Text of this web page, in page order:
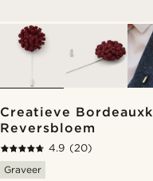
Creatieve
Reversbloem
4.9 (20)
Graveer